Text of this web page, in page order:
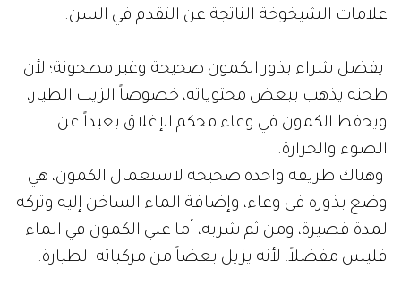
علامات الشيخوخة الناتجة عن التقدم في السن.
يفضل شراء بذور الكمون صحيحة وغير مطحونة؛ لأن
طحنه يذهب ببعض محتوياته، خصوصاً الزيت الطيار،
ويحفظ الكمون في وعاء محكم الإغلاق بعيداً عن
الضوء والحرارة.
وهناك طريقة واحدة صحيحة لاستعمال الكمون، هي
وضع بذوره في وعاء، وإضافة الماء الساخن إليه وتركه
لمدة قصيرة، ومن ثم شربه، أما غلي الكمون في الماء
فليس مفضلاً، لأنه يزيل بعضاً من مركباته الطيارة.